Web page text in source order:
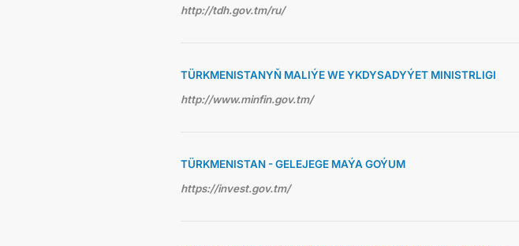
http://tdh.gov.tm/ru/
TÜRKMENISTANYŇ MALIÝE WE YKDYSADYÝET MINISTRLIGI
http://www.minfin.gov.tm/
TÜRKMENISTAN - GELEJEGE MAÝA GOÝUM
https://invest.gov.tm/